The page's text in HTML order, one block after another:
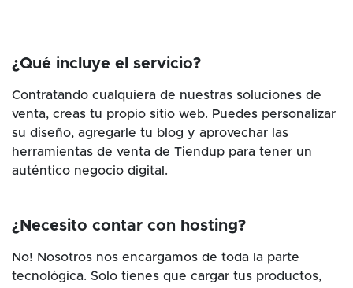
¿Qué incluye el servicio?
Contratando cualquiera de nuestras soluciones de
venta, creas tu propio sitio web. Puedes personalizar
su diseño, agregarle tu blog y aprovechar las
herramientas de venta de Tiendup para tener un
auténtico negocio digital.
¿Necesito contar con hosting?
No! Nosotros nos encargamos de toda la parte
tecnológica. Solo tienes que cargar tus productos,